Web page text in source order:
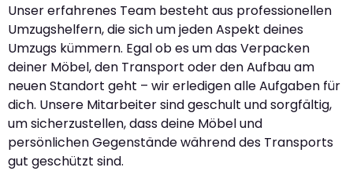
Unser erfahrenes Team besteht aus professionellen
Umzugshelfern, die sich um jeden Aspekt deines
Umzugs kümmern. Egal ob es um das Verpacken
deiner Möbel, den Transport oder den Aufbau am
neuen Standort geht – wir erledigen alle Aufgaben für
dich. Unsere Mitarbeiter sind geschult und sorgfältig,
um sicherzustellen, dass deine Möbel und
persönlichen Gegenstände während des Transports
gut geschützt sind.